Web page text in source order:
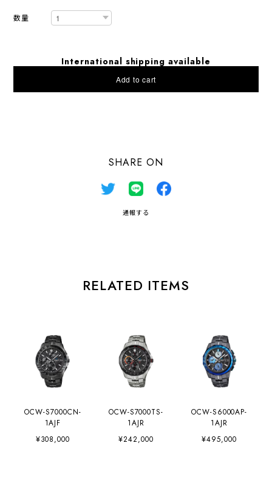
数量
International shipping available
Add to cart
SHARE ON
通報する
RELATED ITEMS
OCW-S7000CN-
1AJF
¥308,000
OCW-S7000TS-
1AJR
¥242,000
OCW-S6000AP-
1AJR
¥495,000